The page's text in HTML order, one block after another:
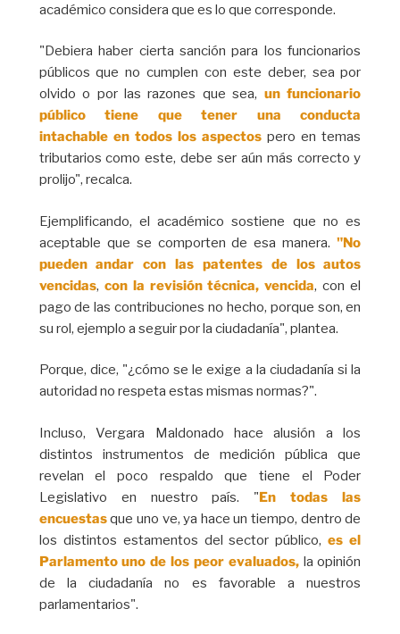
académico considera que es lo que corresponde.
"Debiera haber cierta sanción para los funcionarios
públicos que no cumplen con este deber, sea por
olvido o por las razones que sea, un funcionario
público tiene que tener una conducta
intachable en todos los aspectospero en temas
tributarios como este, debe ser aún más correcto y
prolijo", recalca.
Ejemplificando, el académico sostiene que no es
aceptable que se comporten de esa manera."No
pueden andar con las patentes de los autos
vencidas, con la revisión técnica, vencida, con el
pago de las contribuciones no hecho, porque son, en
su rol, ejemplo a seguir por la ciudadanía", plantea.
Porque, dice, "¿cómo se le exige a la ciudadanía si la
autoridad no respeta estas mismas normas?".
Incluso, Vergara Maldonado hace alusión a los
distintos instrumentos de medición pública que
revelan el poco respaldo que tiene el Poder
Legislativo en nuestro país. "En todas las
encuestasque uno ve, ya hace un tiempo, dentro de
los distintos estamentos del sector público,es el
Parlamento uno de los peor evaluados, la opinión
de la ciudadanía no es favorable a nuestros
parlamentarios".